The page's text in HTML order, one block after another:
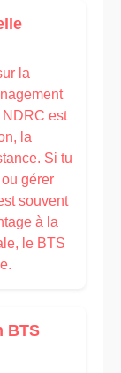
la
NDRC est
la
Si tu
gérer
souvent
à la
le BTS
BTS